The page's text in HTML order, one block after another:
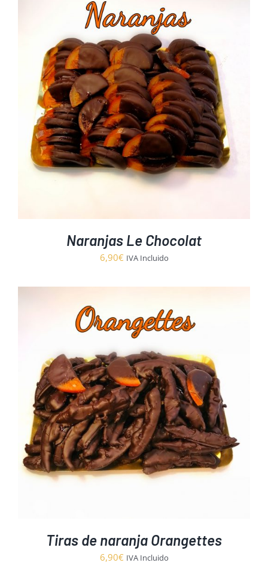
Naranjas Le Chocolat
6,90€ IVA Incluido
Tiras de naranja Orangettes
6,90€ IVA Incluido